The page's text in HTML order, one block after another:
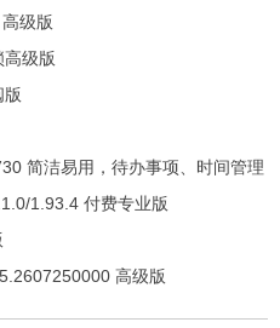
级版
级版
版
简洁易用，待办事项、时间管理
1.93.4 付费专业版
高级版